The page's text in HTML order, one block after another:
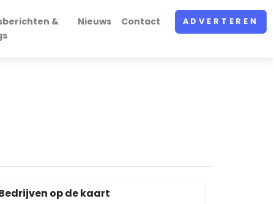
&
Nieuws Contact ADVERTEREN
op de kaart